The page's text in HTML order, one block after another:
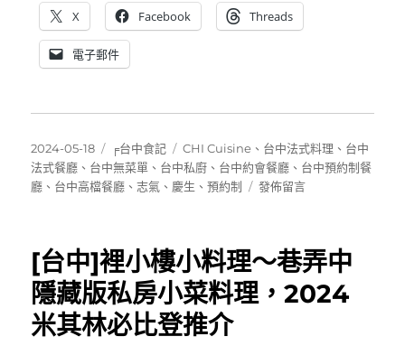
X Facebook Threads
電子郵件
發
佈
日
2024-05-18
分
類
╒台中食記
標
籤
CHI Cuisine 、 台中法式料理 、 台中
法式餐廳 、 台中無菜單 、 台中私廚 、 台中約會餐廳 、 台中預約制餐
廳 、 台中高檔餐廳 、志氣 、 慶生 、預約制
在
/
氣
發佈留言
[台中]裡小樓小料理～巷弄中
隱藏版私房小菜料理，2024
米其林必比登推介